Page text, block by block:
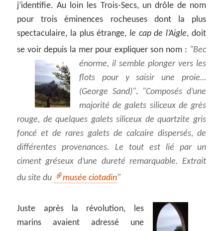
j’identifie. Au loin les Trois-Secs, un drôle de nom
pour trois éminences rocheuses dont la plus
spectaculaire, la plus étrange, le cap de l’Aigle, doit
se voir depuis la mer pour expliquer son nom :
Bec
énorme, il semble plonger vers les
flots pour y saisir une proie…
(George Sand) .
Composés d’une
majorité de galets siliceux de grès
rouge, de quelques galets siliceux de quartzite gris
foncé et de rares galets de calcaire dispersés, de
différentes provenances. Le tout est lié par un
ciment gréseux d’une dureté remarquable. Extrait
du site du
musée ciotadin
Juste après la révolution, les
marins avaient adressé une